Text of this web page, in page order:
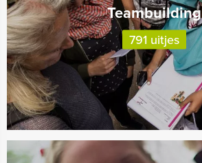
Teambuilding
791 uitjes